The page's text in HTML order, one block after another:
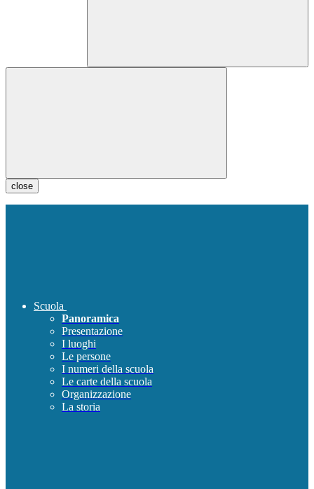
close
Scuola
Panoramica
Presentazione
I luoghi
Le persone
I numeri della scuola
Le carte della scuola
Organizzazione
La storia